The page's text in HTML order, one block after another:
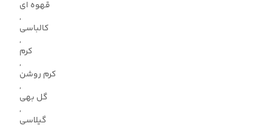
قهوه ای
,
کالباسی
,
کرم
,
کرم روشن
,
گل بهی
,
گیلاسی